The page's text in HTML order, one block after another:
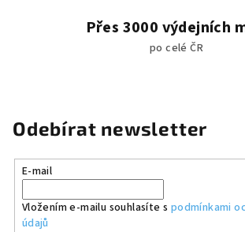
Přes 3000 výdejních
po celé ČR
Odebírat newsletter
E-mail
Vložením e-mailu souhlasíte s podmínkami
údajů